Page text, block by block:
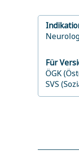
Für
ÖGK
SVS